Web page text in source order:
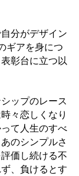
分がデザイン
ギアを身につ
彰台に立つ以
ップのレース
々恋しくなり
て人生のすべ
のシンプルさ
価し続ける不
、負けるとす